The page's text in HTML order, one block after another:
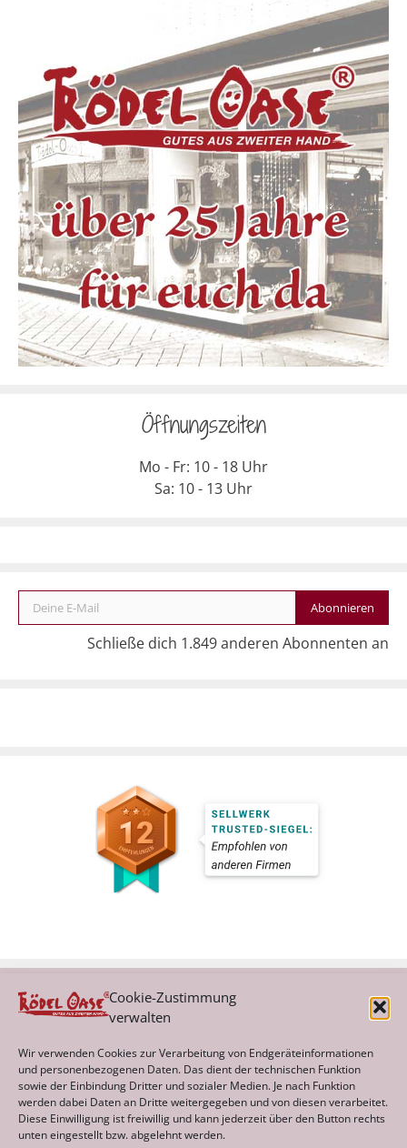
Cookie-Zustimmung
verwalten
Wir verwenden Cookies zur Verarbeitung von Endgeräteinformationen
und personenbezogenen Daten. Das dient der technischen Funktion
sowie der Einbindung Dritter und sozialer Medien. Je nach Funktion
werden dabei Daten an Dritte weitergegeben und von diesen verarbeitet.
Diese Einwilligung ist freiwillig und kann jederzeit über den Button rechts
unten eingestellt bzw. abgelehnt werden.
Öffnungszeiten
Mo - Fr: 10 - 18 Uhr
Sa: 10 - 13 Uhr
Deine E-Mail
Abonnieren
Schließe dich 1.849 anderen Abonnenten an
Archiv